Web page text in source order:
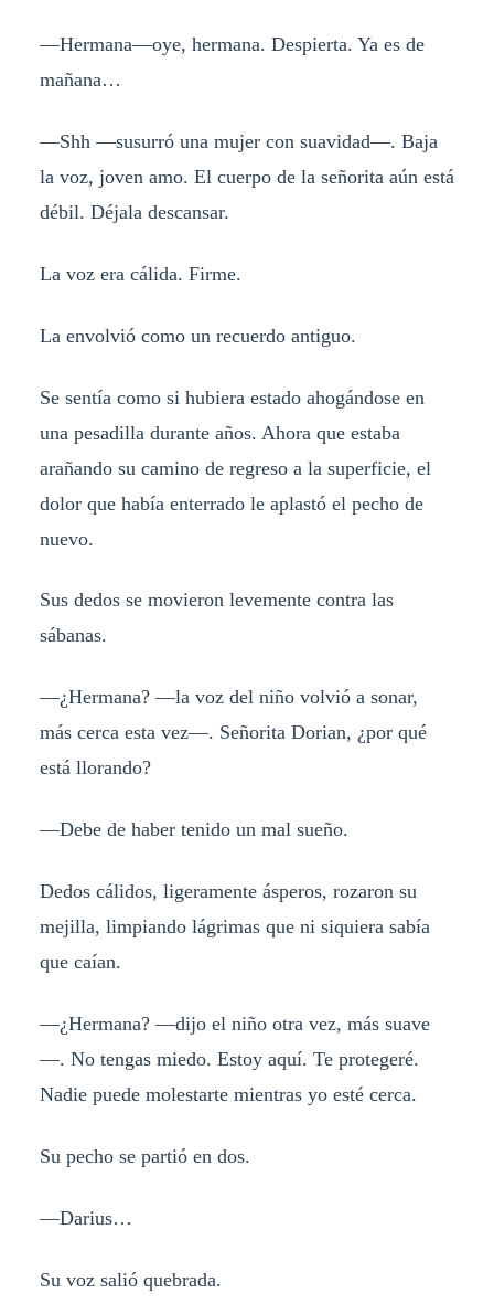
—Hermana—oye, hermana. Despierta. Ya es de
mañana…
—Shh —susurró una mujer con suavidad—. Baja
la voz, joven amo. El cuerpo de la señorita aún está
débil. Déjala descansar.
La voz era cálida. Firme.
La envolvió como un recuerdo antiguo.
Se sentía como si hubiera estado ahogándose en
una pesadilla durante años. Ahora que estaba
arañando su camino de regreso a la superficie, el
dolor que había enterrado le aplastó el pecho de
nuevo.
Sus dedos se movieron levemente contra las
sábanas.
—¿Hermana? —la voz del niño volvió a sonar,
más cerca esta vez—. Señorita Dorian, ¿por qué
está llorando?
—Debe de haber tenido un mal sueño.
Dedos cálidos, ligeramente ásperos, rozaron su
mejilla, limpiando lágrimas que ni siquiera sabía
que caían.
—¿Hermana? —dijo el niño otra vez, más suave
—. No tengas miedo. Estoy aquí. Te protegeré.
Nadie puede molestarte mientras yo esté cerca.
Su pecho se partió en dos.
—Darius…
Su voz salió quebrada.